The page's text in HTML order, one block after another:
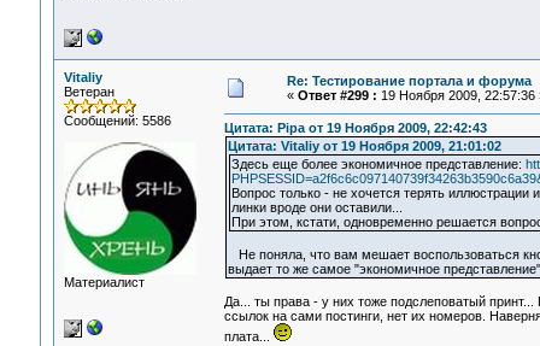
Vitaliy
Ветеран
Сообщений: 5586
Материалист
Re: Тестирование портала и форума
« Ответ #299 : 19 Ноября 2009, 22:57:36
Цитата: Pipa от 19 Ноября 2009, 22:42:43
Цитата: Vitaliy от 19 Ноября 2009, 21:01:02
Здесь еще более экономичное представление:
Вопрос только - не хочется терять иллюстрации
линки вроде они оставили...
При этом, кстати, одновременно решается
Не поняла, что вам мешает воспользоваться
выдает то же самое "экономичное
Да... ты права - у них тоже подслеповатый
ссылок на сами постинги, нет их номеров.
плата...